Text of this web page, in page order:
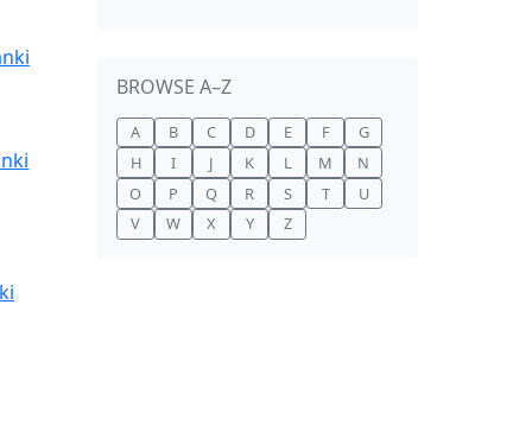
BROWSE A–Z
A B C D E F
G
H
I J K L M
N
O
P Q R S T
U
V
W X Y Z